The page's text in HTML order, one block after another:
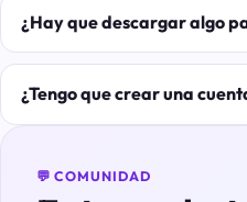
¿Hay que descargar algo
¿Tengo que crear una
💬 COMUNIDAD